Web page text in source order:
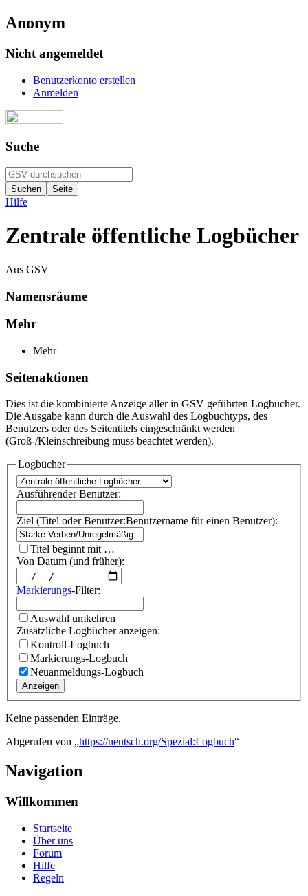
Anonym
Nicht angemeldet
Benutzerkonto erstellen
Anmelden
Suche
Hilfe
Zentrale öffentliche Logbücher
Aus GSV
Namensräume
Mehr
Mehr
Seitenaktionen
Dies ist die kombinierte Anzeige aller in GSV geführten Logbücher.
Die Ausgabe kann durch die Auswahl des Logbuchtyps, des
Benutzers oder des Seitentitels eingeschränkt werden
(Groß-/Kleinschreibung muss beachtet werden).
Logbücher
Ausführender Benutzer:
Ziel (Titel oder Benutzer:Benutzername für einen Benutzer):
Titel beginnt mit …
Von Datum (und früher):
Markierungs-Filter:
Auswahl umkehren
Zusätzliche Logbücher anzeigen:
Kontroll-Logbuch
Markierungs-Logbuch
Neuanmeldungs-Logbuch
Anzeigen
Keine passenden Einträge.
Abgerufen von „https://neutsch.org/Spezial:Logbuch“
Navigation
Willkommen
Startseite
Über uns
Forum
Hilfe
Regeln